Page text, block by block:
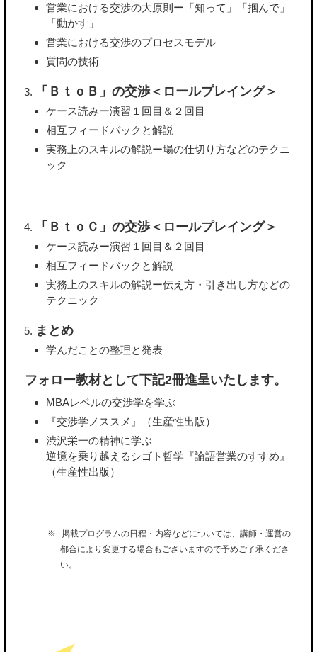
営業における交渉の大原則ー「知って」「掴んで」
「動かす」
営業における交渉のプロセスモデル
質問の技術
「ＢｔｏＢ」の交渉＜ロールプレイング＞
ケース読みー演習１回目＆２回目
相互フィードバックと解説
実務上のスキルの解説ー場の仕切り方などのテクニ
ック
「ＢｔｏＣ」の交渉＜ロールプレイング＞
ケース読みー演習１回目＆２回目
相互フィードバックと解説
実務上のスキルの解説ー伝え方・引き出し方などの
テクニック
まとめ
学んだことの整理と発表
フォロー教材として下記2冊進呈いたします。
MBAレベルの交渉学を学ぶ
『交渉学ノススメ』（生産性出版）
渋沢栄一の精神に学ぶ
逆境を乗り越えるシゴト哲学『論語営業のすすめ』
（生産性出版）
掲載プログラムの日程・内容などについては、講師・運営の
都合により変更する場合もございますので予めご了承くださ
い。